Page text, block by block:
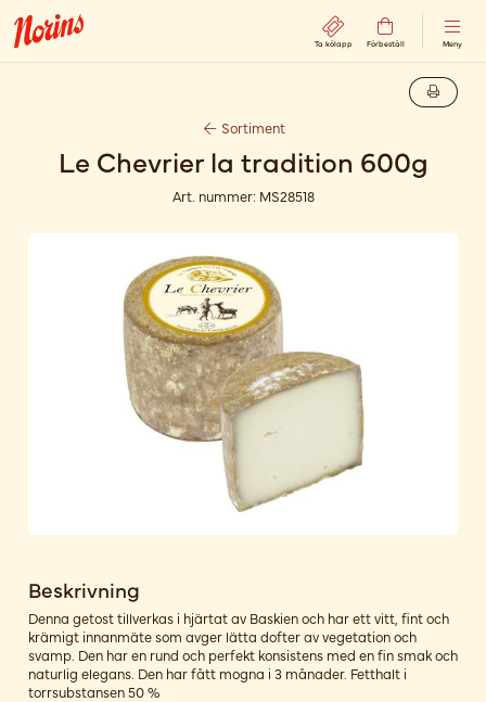
Ta kölapp Förbeställ Meny
Sortiment
Le Chevrier la tradition 600g
Art. nummer: MS28518
Beskrivning
Denna getost tillverkas i hjärtat av Baskien och har ett vitt, fint och
krämigt innanmäte som avger lätta dofter av vegetation och
svamp. Den har en rund och perfekt konsistens med en fin smak och
naturlig elegans. Den har fått mogna i 3 månader. Fetthalt i
torrsubstansen 50 %